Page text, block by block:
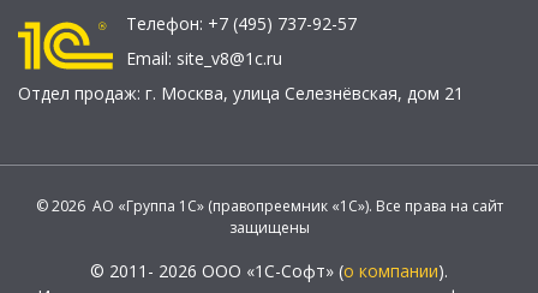
Телефон: +7 (495) 737-92-57
Email: site_v8@1c.ru
Отдел продаж: г. Москва, улица Селезнёвская, дом 21
© 2026 АО «Группа 1С» (правопреемник «1С»). Все права на сайт
защищены
© 2011- 2026 ООО «1С-Софт» (о компании).